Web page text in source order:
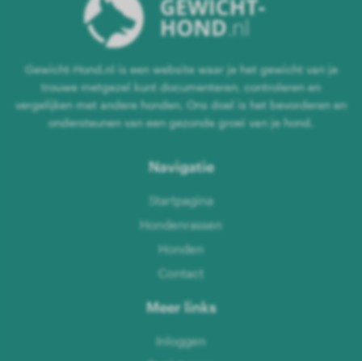
Gewicht-Hond.nl is een website waar je het gewicht van je
trouwe metgezel kunt documenteren, controleren en
vergelijken met andere honden. Ons doel is het bevorderen en
ondersteunen van een gezonde groei van je hond.
Navigatie
Startpagina
Hondenrassen
Honden
Contact
Meer links
Inloggen